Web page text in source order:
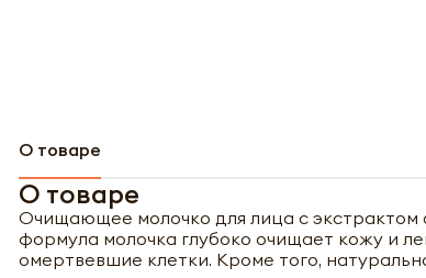
О товаре
О товаре
Очищающее молочко для лица с
формула молочка глубоко очищает кожу и
омертвевшие клетки. Kpoмe тoгo,